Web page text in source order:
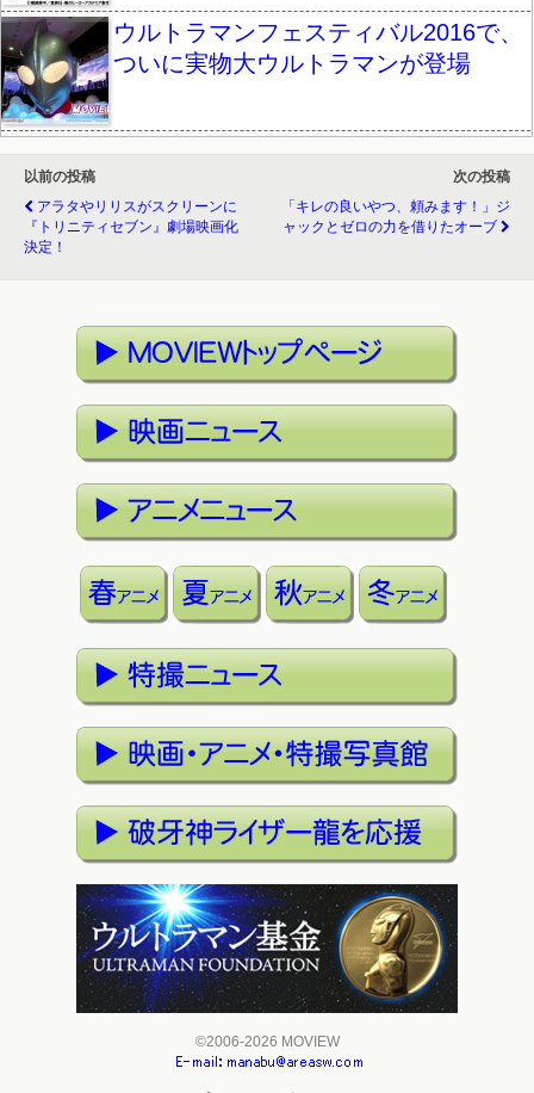
ウルトラマンフェスティバル2016で、
ついに実物大ウルトラマンが登場
以前の投稿
アラタやリリスがスクリーンに
『トリニティセブン』劇場映画化
決定！
次の投稿
「キレの良いやつ、頼みます！」ジ
ャックとゼロの力を借りたオーブ
©2006-2026 MOVIEW